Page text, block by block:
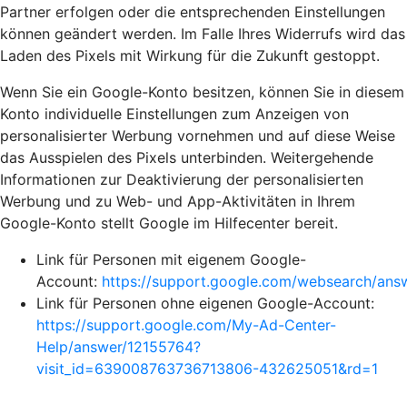
Partner erfolgen oder die entsprechenden Einstellungen
können geändert werden. Im Falle Ihres Widerrufs wird das
Laden des Pixels mit Wirkung für die Zukunft gestoppt.
Wenn Sie ein Google-Konto besitzen, können Sie in diesem
Konto individuelle Einstellungen zum Anzeigen von
personalisierter Werbung vornehmen und auf diese Weise
das Ausspielen des Pixels unterbinden. Weitergehende
Informationen zur Deaktivierung der personalisierten
Werbung und zu Web- und App-Aktivitäten in Ihrem
Google-Konto stellt Google im Hilfecenter bereit.
Link für Personen mit eigenem Google-
Account: https://support.google.com/websearch/
Link für Personen ohne eigenen Google-Account:
https://support.google.com/My-Ad-Center-
Help/answer/12155764?
visit_id=639008763736713806-432625051&rd=1